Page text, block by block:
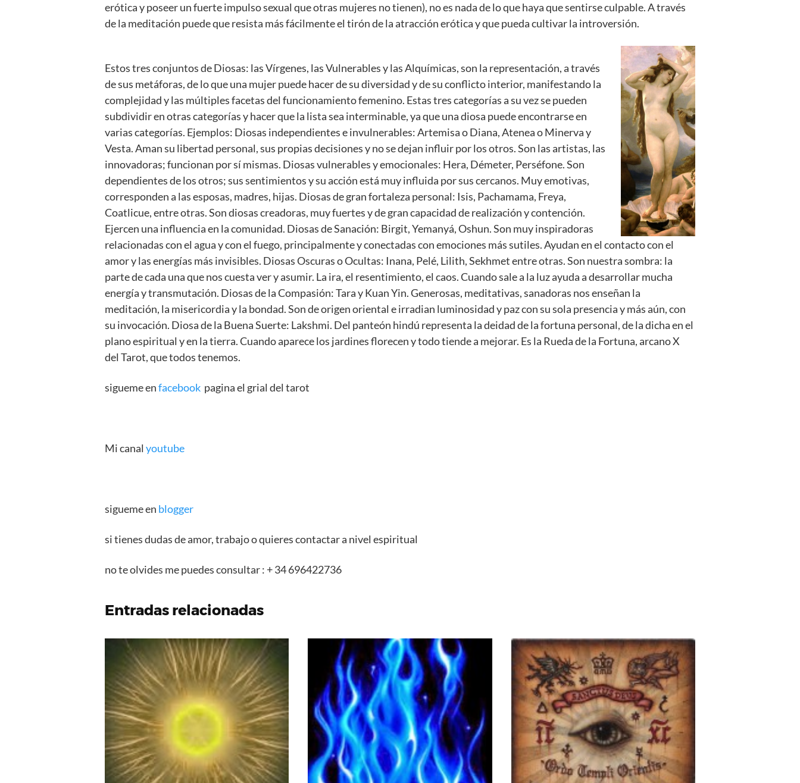
erótica y poseer un fuerte impulso sexual que otras mujeres no tienen), no es nada de lo que haya que sentirse culpable. A través
de la meditación puede que resista más fácilmente el tirón de la atracción erótica y que pueda cultivar la introversión.
Estos tres conjuntos de Diosas: las Vírgenes, las Vulnerables y las Alquímicas, son la representación, a través
de sus metáforas, de lo que una mujer puede hacer de su diversidad y de su conflicto interior, manifestando la
complejidad y las múltiples facetas del funcionamiento femenino. Estas tres categorías a su vez se pueden
subdividir en otras categorías y hacer que la lista sea interminable, ya que una diosa puede encontrarse en
varias categorías. Ejemplos: Diosas independientes e invulnerables: Artemisa o Diana, Atenea o Minerva y
Vesta. Aman su libertad personal, sus propias decisiones y no se dejan influir por los otros. Son las artistas, las
innovadoras; funcionan por sí mismas. Diosas vulnerables y emocionales: Hera, Démeter, Perséfone. Son
dependientes de los otros; sus sentimientos y su acción está muy influida por sus cercanos. Muy emotivas,
corresponden a las esposas, madres, hijas. Diosas de gran fortaleza personal: Isis, Pachamama, Freya,
Coatlicue, entre otras. Son diosas creadoras, muy fuertes y de gran capacidad de realización y contención.
Ejercen una influencia en la comunidad. Diosas de Sanación: Birgit, Yemanyá, Oshun. Son muy inspiradoras
relacionadas con el agua y con el fuego, principalmente y conectadas con emociones más sutiles. Ayudan en el contacto con el
amor y las energías más invisibles. Diosas Oscuras o Ocultas: Inana, Pelé, Lilith, Sekhmet entre otras. Son nuestra sombra: la
parte de cada una que nos cuesta ver y asumir. La ira, el resentimiento, el caos. Cuando sale a la luz ayuda a desarrollar mucha
energía y transmutación. Diosas de la Compasión: Tara y Kuan Yin. Generosas, meditativas, sanadoras nos enseñan la
meditación, la misericordia y la bondad. Son de origen oriental e irradian luminosidad y paz con su sola presencia y más aún, con
su invocación. Diosa de la Buena Suerte: Lakshmi. Del panteón hindú representa la deidad de la fortuna personal, de la dicha en el
plano espiritual y en la tierra. Cuando aparece los jardines florecen y todo tiende a mejorar. Es la Rueda de la Fortuna, arcano X
del Tarot, que todos tenemos.
sigueme enfacebook pagina el grial del tarot
Mi canal youtube
sigueme en blogger
si tienes dudas de amor, trabajo o quieres contactar a nivel espiritual
no te olvides me puedes consultar : + 34 696422736
Entradas relacionadas